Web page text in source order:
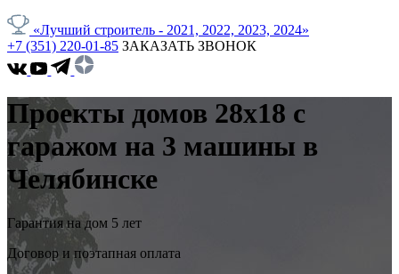
«Лучший строитель - 2021, 2022, 2023, 2024»
+7 (351) 220-01-85 ЗАКАЗАТЬ ЗВОНОК
Проекты домов 28x18 с
гаражом на 3 машины в
Челябинске
Гарантия на дом 5 лет
Договор и поэтапная оплата